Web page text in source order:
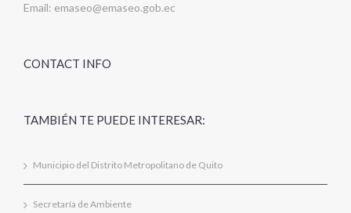
Email: emaseo@emaseo.gob.ec
CONTACT INFO
TAMBIÉN TE PUEDE INTERESAR:
Municipio del Distrito Metropolitano de Quito
Secretaría de Ambiente